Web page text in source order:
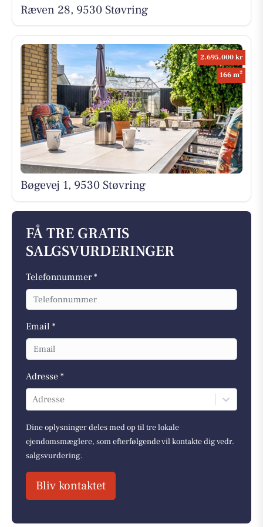
Ræven 28, 9530 Støvring
2.695.000 kr
166 m2
Bøgevej 1, 9530 Støvring
FÅ TRE GRATIS
SALGSVURDERINGER
Telefonnummer *
Email *
Adresse *
Adresse
Dine oplysninger deles med op til tre lokale
ejendomsmæglere, som efterfølgende vil kontakte dig vedr.
salgsvurdering.
Bliv kontaktet